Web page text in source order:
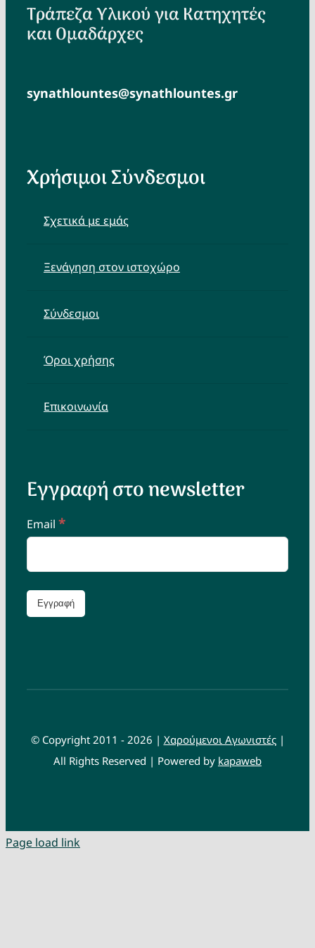
Τράπεζα Υλικού για Κατηχητές
και Ομαδάρχες
synathlountes@synathlountes.gr
Χρήσιμοι Σύνδεσμοι
Σχετικά με εμάς
Ξενάγηση στον ιστοχώρο
Σύνδεσμοι
Όροι χρήσης
Επικοινωνία
Εγγραφή στο newsletter
Email *
© Copyright 2011 - 2026 | Χαρούμενοι Αγωνιστές|
All Rights Reserved | Powered by kapaweb
Page load link